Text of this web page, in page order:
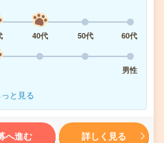
40代 50代
60代
男性
っと見る
へ進む 詳しく見る